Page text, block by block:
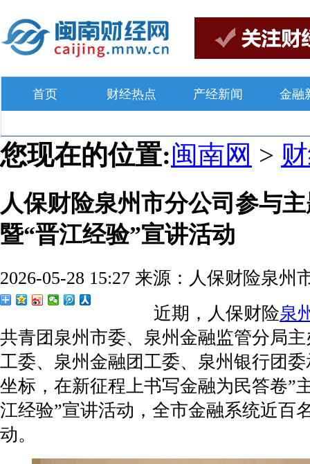
首页 财经热点 产经新闻 金融
您现在的位置:闽南网 >
人保财险泉州市分公司参与
暨“晋江经验”宣讲活动
2026-05-28 15:27 来源：人保财险泉州
近期，人保财险泉
共青团泉州市委、泉州金融监管分局
工委、泉州金融团工委、泉州银行团
坐标，在新征程上书写金融为民答卷”
江经验”宣讲活动，全市金融系统近百
动。